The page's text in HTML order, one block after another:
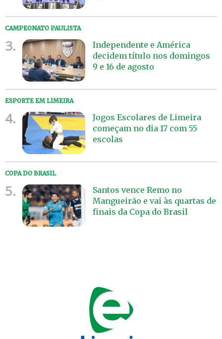
CAMPEONATO PAULISTA
3.
Independente e América
decidem título nos domingos
9 e 16 de agosto
ESPORTE EM LIMEIRA
4.
Jogos Escolares de Limeira
começam no dia 17 com 55
escolas
COPA DO BRASIL
5.
Santos vence Remo no
Mangueirão e vai às quartas de
finais da Copa do Brasil